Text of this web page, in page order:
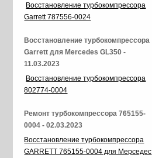
Восстановление турбокомпрессора
Garrett 787556-0024
Восстановление турбокомпрессора
Garrett для Mercedes GL350 -
11.03.2023
Восстановление турбокомпрессора
802774-0004
Ремонт турбокомпрессора 765155-
0004 - 02.03.2023
Восстановление турбокомпрессора
GARRETT 765155-0004 для Мерседес